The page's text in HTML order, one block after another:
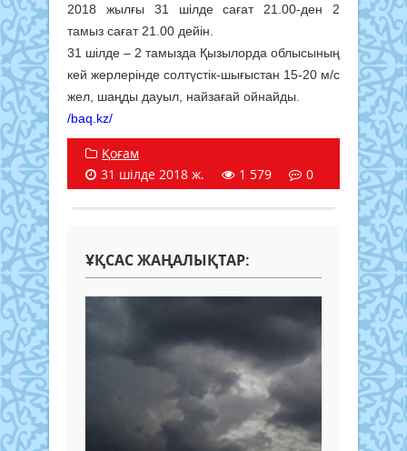
2018 жылғы 31 шілде сағат 21.00-ден 2
тамыз сағат 21.00 дейін.
31 шілде – 2 тамызда Қызылорда облысының
кей жерлерінде солтүстік-шығыстан 15-20 м/с
жел, шаңды дауыл, найзағай ойнайды.
/baq.kz/
Қоғам
31 шілде 2018 ж.
1 579 0
ҰҚСАС ЖАҢАЛЫҚТАР: